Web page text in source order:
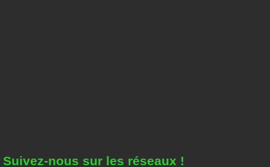
Suivez-nous sur les réseaux !